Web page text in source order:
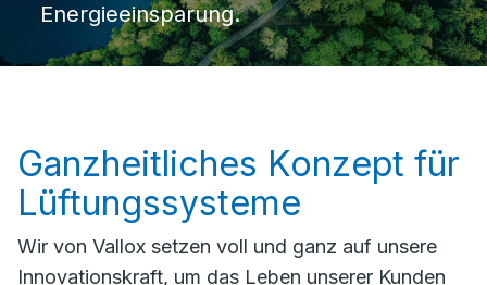
Energieeinsparung.
Ganzheitliches Konzept für
Lüftungssysteme
Wir von Vallox setzen voll und ganz auf unsere
Innovationskraft, um das Leben unserer Kunden